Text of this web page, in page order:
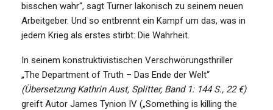
bisschen wahr“, sagt Turner lakonisch zu seinem neuen
Arbeitgeber. Und so entbrennt ein Kampf um das, was in
jedem Krieg als erstes stirbt: Die Wahrheit.
In seinem konstruktivistischen Verschwörungsthriller
„The Department of Truth – Das Ende der Welt“
(Übersetzung Kathrin Aust, Splitter, Band 1: 144 S., 22 €)
greift Autor James Tynion IV („Something is killing the